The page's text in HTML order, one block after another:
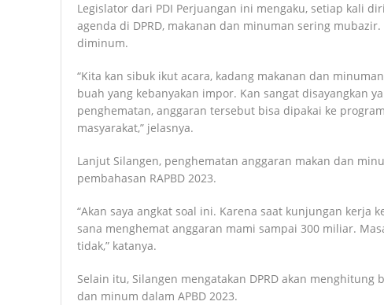
Legislator dari PDI Perjuangan ini mengaku, setiap kali
agenda di DPRD, makanan dan minuman sering
diminum.
“Kita kan sibuk ikut acara, kadang makanan dan
buah yang kebanyakan impor. Kan sangat disayangkan
penghematan, anggaran tersebut bisa dipakai ke
masyarakat,” jelasnya.
Lanjut Silangen, penghematan anggaran makan dan
pembahasan RAPBD 2023.
“Akan saya angkat soal ini. Karena saat kunjungan kerja
sana menghemat anggaran mami sampai 300 miliar.
tidak,” katanya.
Selain itu, Silangen mengatakan DPRD akan menghitung
dan minum dalam APBD 2023.